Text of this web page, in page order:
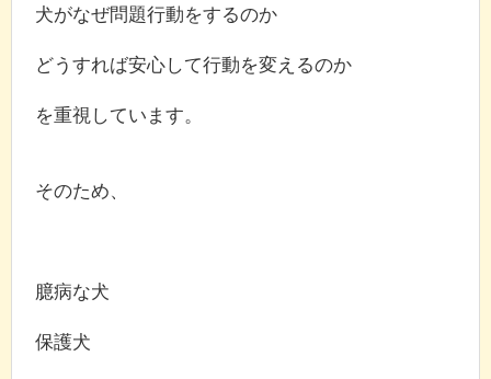
犬がなぜ問題行動をするのか
どうすれば安心して行動を変えるのか
を重視しています。
そのため、
臆病な犬
保護犬